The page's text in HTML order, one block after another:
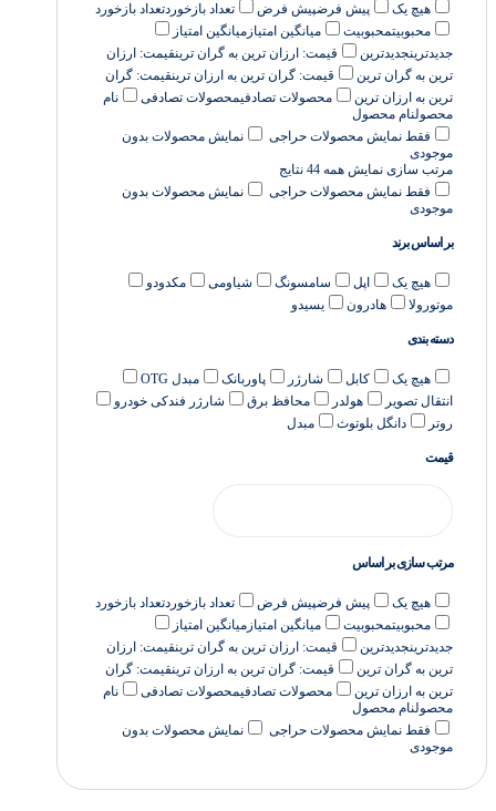
هیچ یک پیش فرضپیش فرض تعداد بازخوردتعداد بازخورد
محبوبیتمحبوبیت میانگین امتیاز میانگین امتیاز
جدیدترینجدیدترین قیمت: ارزان ترین به گران ترینقیمت: ارزان
ترین به گران ترین
قیمت: گران ترین به ارزان ترینقیمت: گران
ترین به ارزان ترین
محصولات تصادفیمحصولات تصادفی
نام
محصولنام محصول
فقط نمایش محصولات حراجی
نمایش محصولات بدون
موجودی
مرتب سازی نمایش همه 44 نتایج
فقط نمایش محصولات حراجی
نمایش محصولات بدون
موجودی
بر اساس برند
هیچ یک اپل سامسونگ شیاومی
مکدودو
موتورولا
هادرون یسیدو
دسته بندی
هیچ یک کابل شارژر پاوربانک
مبدل OTG
انتقال تصویر
هولدر محافظ برق
شارژر فندکی خودرو
روتر
دانگل بلوتوث مبدل
قیمت
مرتب سازی بر اساس
هیچ یک پیش فرضپیش فرض تعداد بازخوردتعداد بازخورد
محبوبیتمحبوبیت میانگین امتیاز میانگین امتیاز
جدیدترینجدیدترین قیمت: ارزان ترین به گران ترینقیمت: ارزان
ترین به گران ترین
قیمت: گران ترین به ارزان ترینقیمت: گران
ترین به ارزان ترین
محصولات تصادفیمحصولات تصادفی
نام
محصولنام محصول
فقط نمایش محصولات حراجی
نمایش محصولات بدون
موجودی